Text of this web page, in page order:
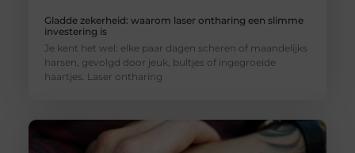
Gladde zekerheid: waarom laser ontharing een slimme
investering is
Je kent het wel: elke paar dagen scheren of maandelijks
harsen, gevolgd door jeuk, bultjes of ingegroeide
haartjes. Laser ontharing